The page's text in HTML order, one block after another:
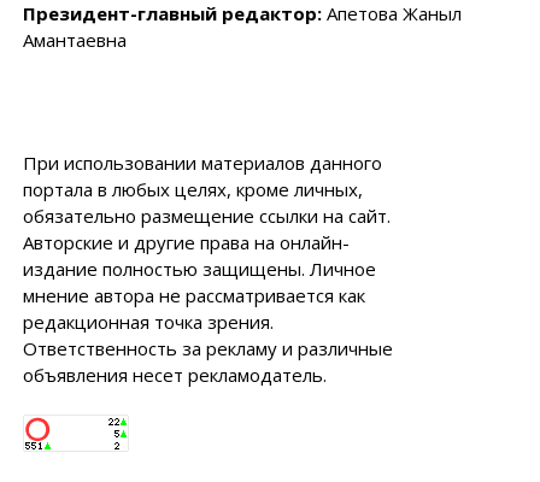
Президент-главный редактор:Апетова Жаныл
Амантаевна
При использовании материалов данного
портала в любых целях, кроме личных,
обязательно размещение ссылки на сайт.
Авторские и другие права на онлайн-
издание полностью защищены. Личное
мнение автора не рассматривается как
редакционная точка зрения.
Ответственность за рекламу и различные
объявления несет рекламодатель.